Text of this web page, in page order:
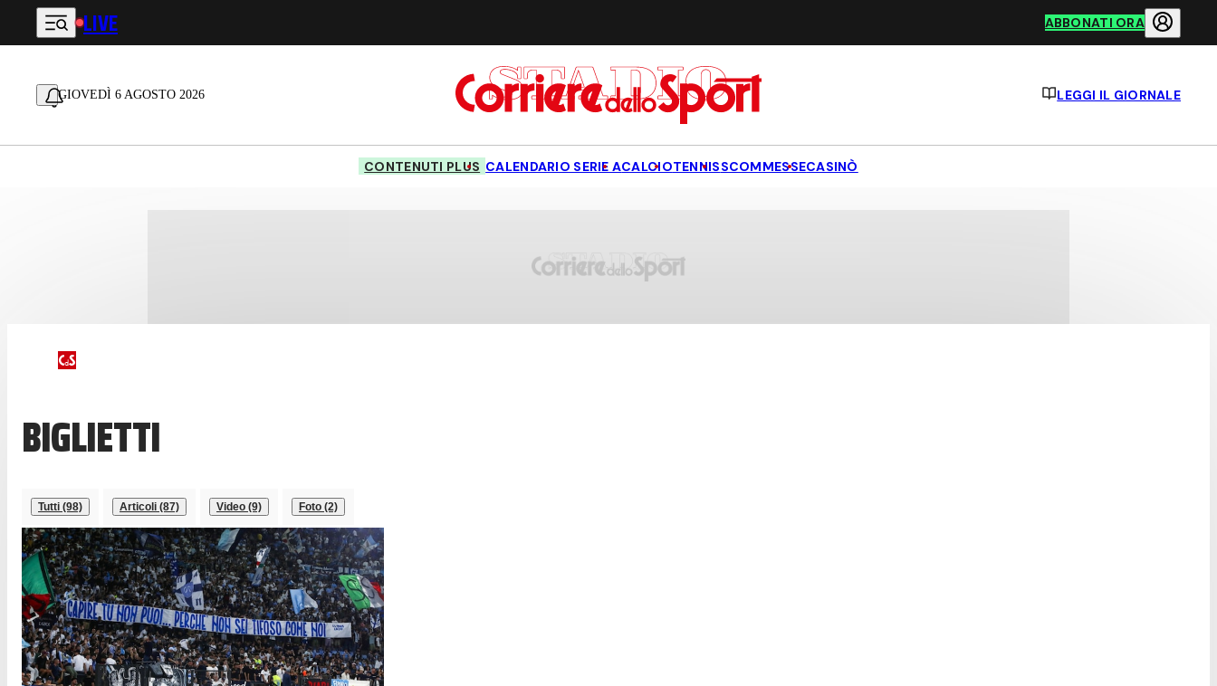
Vai al contenuto principale
LIVE ABBONATI ORA
GIOVEDÌ 6 AGOSTO 2026 LEGGI IL GIORNALE
CONTENUTI PLUS CALENDARIO SERIE ACALCIOTENNISSCOMMESSECASINÒ
BIGLIETTI
Tutti (98) Articoli (87) Video (9) Foto (2)